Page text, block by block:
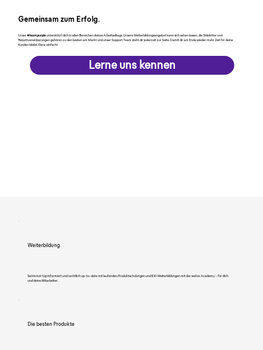
Gemeinsam zum Erfolg.
Unser#teampurpleunterstützt dich in allen Bereichen deines Arbeitsalltags. Unsere Weiterbildungsangebot kann sich sehen lassen, die Sideletter und
Rabattvereinbarungen gehören zu den besten am Markt und unser Support Team steht dir jederzeit zur Seite. Damit dir am Ende wieder mehr Zeit für deine
Kunden bleibt. Ganz einfach!
Lerne uns kennen
Weiterbildung
Sei immer top informiert und rechtlich up-to-date mit laufenden Produktschulungen und IDD Weiterbildungen mit der wefox Academy - für dich
und deine Mitarbeiter.
Die besten Produkte